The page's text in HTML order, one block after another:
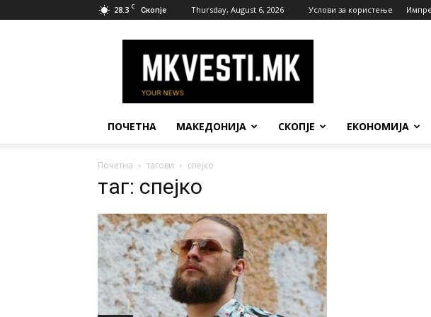
28.3 C Скопје Thursday, August 6, 2026 Услови за користење
Вести
ПОЧЕТНА МАКЕДОНИЈА СКОПЈЕ ЕКОНОМИЈА
Почетна тагови спејко
таг: спејко